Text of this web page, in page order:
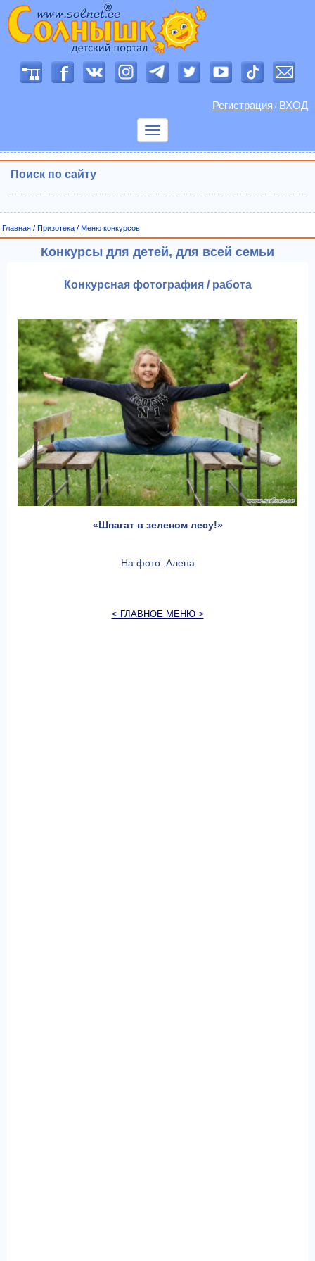
Регистрация / ВХОД
Показать
Поиск по сайту
Главная / Призотека / Меню конкурсов
Конкурсы для детей, для всей семьи
Конкурсная фотография / работа
«Шпагат в зеленом лесу!»
На фото: Алена
< ГЛАВНОЕ МЕНЮ >